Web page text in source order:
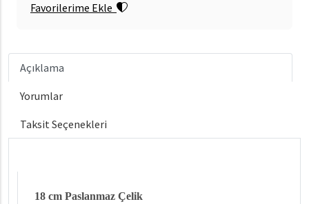
Favorilerime Ekle
Açıklama
Yorumlar
Taksit Seçenekleri
18 cm Paslanmaz Çelik